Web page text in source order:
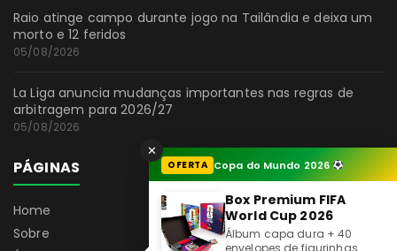
✕
OFERTA Copa do Mundo 2026
Box Premium FIFA
World Cup 2026
Álbum capa dura + 40
envelopes de figurinhas
Raio atinge campo durante jogo na Tailândia e deixa um
morto e 12 feridos
05/08/2026
La Liga anuncia mudanças importantes nas regras de
arbitragem para 2026/27
05/08/2026
PÁGINAS
Home
Sobre